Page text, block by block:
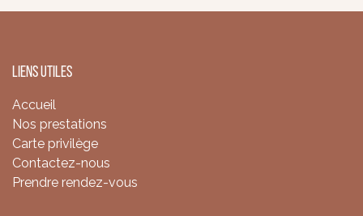
Liens utiles
Accueil
Nos prestations
Carte privilège
Contactez-nous
Prendre rendez-vous